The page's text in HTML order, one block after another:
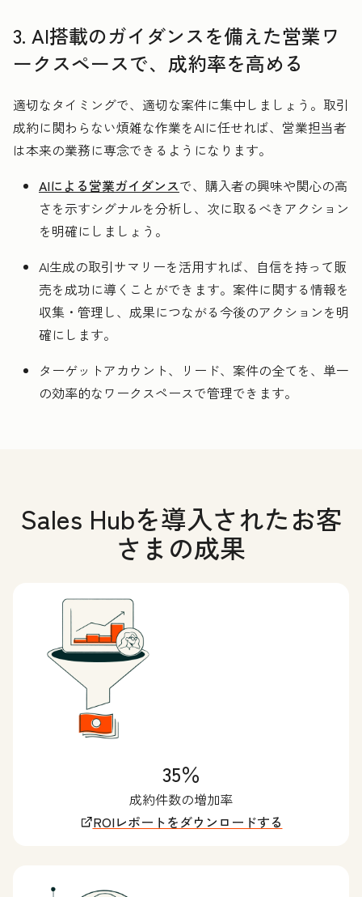
3. AI搭載のガイダンスを備えた営業ワ
ークスペースで、成約率を高める
適切なタイミングで、適切な案件に集中しましょう。取引
成約に関わらない煩雑な作業をAIに任せれば、営業担当者
は本来の業務に専念できるようになります。
AIによる営業ガイダンスで、購入者の興味や関心の高
さを示すシグナルを分析し、次に取るべきアクション
を明確にしましょう。
AI生成の取引サマリーを活用すれば、自信を持って販
売を成功に導くことができます。案件に関する情報を
収集・管理し、成果につながる今後のアクションを明
確にします。
ターゲットアカウント、リード、案件の全てを、単一
の効率的なワークスペースで管理できます。
Sales Hubを導入されたお客
さまの成果
35％
成約件数の増加率
ROIレポートをダウンロードする